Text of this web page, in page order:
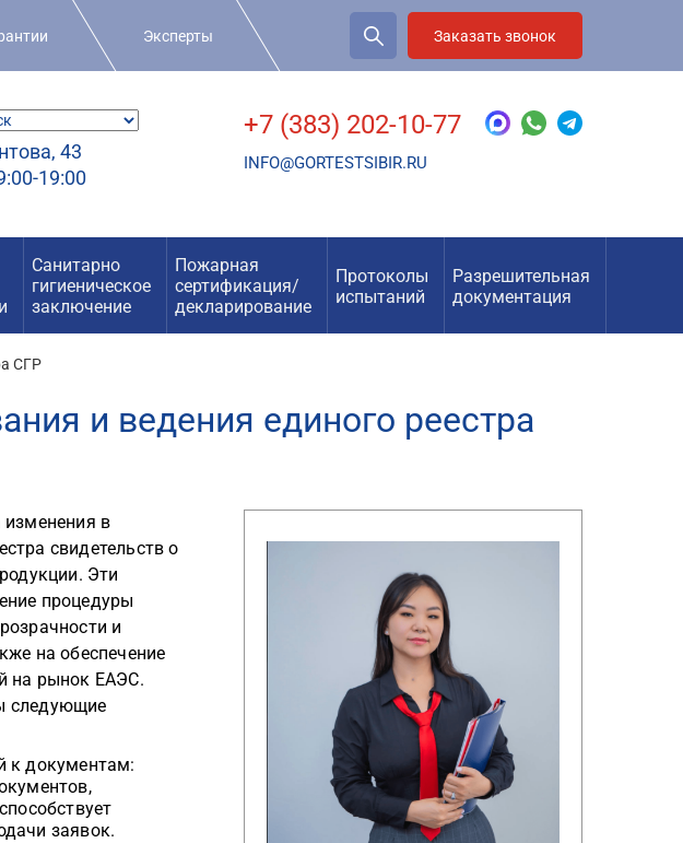
Эксперты Заказать звонок
43
19:00
+7 (383) 202-10-77
INFO@GORTESTSIBIR.RU
Санитарно
гигиеническое
заключение
Пожарная
сертификация/
декларирование
Протоколы
испытаний
Разрешительная
документация
СГР
и ведения единого реестра
в
свидетельств о
Эти
процедуры
и
на обеспечение
на рынок ЕАЭС.
следующие
к документам:
заявок.